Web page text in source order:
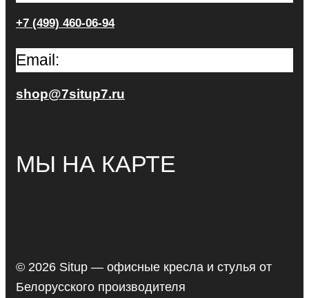
+7 (499) 460-06-94
Email:
shop@7situp7.ru
МЫ НА КАРТЕ
© 2026 Situp — офисные кресла и стулья от
Белорусского производителя